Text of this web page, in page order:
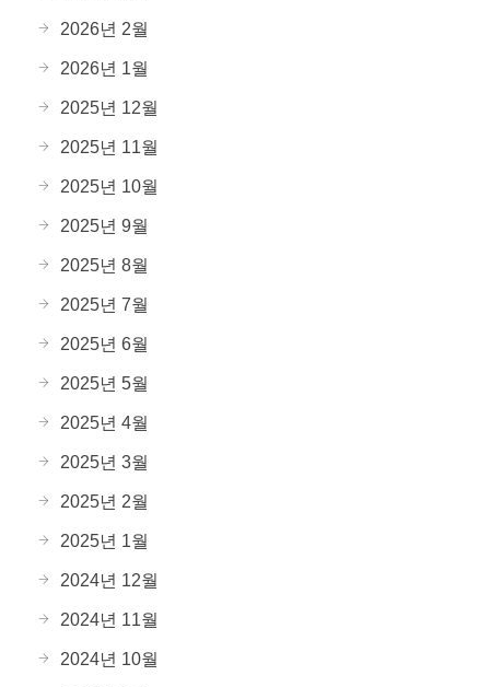
2026년 2월
2026년 1월
2025년 12월
2025년 11월
2025년 10월
2025년 9월
2025년 8월
2025년 7월
2025년 6월
2025년 5월
2025년 4월
2025년 3월
2025년 2월
2025년 1월
2024년 12월
2024년 11월
2024년 10월